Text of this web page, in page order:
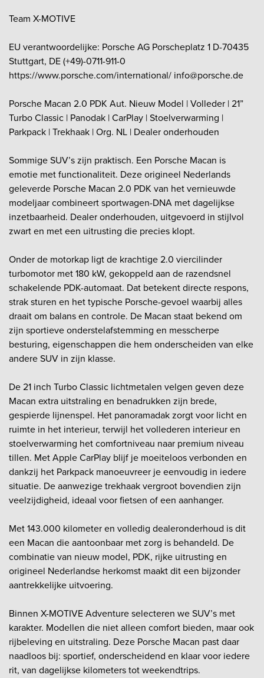
Team X-MOTIVE
EU verantwoordelijke: Porsche AG Porscheplatz 1 D-70435
Stuttgart, DE (+49)-0711-911-0
https://www.porsche.com/international/ info@porsche.de
Porsche Macan 2.0 PDK Aut. Nieuw Model | Volleder | 21”
Turbo Classic | Panodak | CarPlay | Stoelverwarming |
Parkpack | Trekhaak | Org. NL | Dealer onderhouden
Sommige SUV’s zijn praktisch. Een Porsche Macan is
emotie met functionaliteit. Deze origineel Nederlands
geleverde Porsche Macan 2.0 PDK van het vernieuwde
modeljaar combineert sportwagen-DNA met dagelijkse
inzetbaarheid. Dealer onderhouden, uitgevoerd in stijlvol
zwart en met een uitrusting die precies klopt.
Onder de motorkap ligt de krachtige 2.0 viercilinder
turbomotor met 180 kW, gekoppeld aan de razendsnel
schakelende PDK-automaat. Dat betekent directe respons,
strak sturen en het typische Porsche-gevoel waarbij alles
draait om balans en controle. De Macan staat bekend om
zijn sportieve onderstelafstemming en messcherpe
besturing, eigenschappen die hem onderscheiden van elke
andere SUV in zijn klasse.
De 21 inch Turbo Classic lichtmetalen velgen geven deze
Macan extra uitstraling en benadrukken zijn brede,
gespierde lijnenspel. Het panoramadak zorgt voor licht en
ruimte in het interieur, terwijl het vollederen interieur en
stoelverwarming het comfortniveau naar premium niveau
tillen. Met Apple CarPlay blijf je moeiteloos verbonden en
dankzij het Parkpack manoeuvreer je eenvoudig in iedere
situatie. De aanwezige trekhaak vergroot bovendien zijn
veelzijdigheid, ideaal voor fietsen of een aanhanger.
Met 143.000 kilometer en volledig dealeronderhoud is dit
een Macan die aantoonbaar met zorg is behandeld. De
combinatie van nieuw model, PDK, rijke uitrusting en
origineel Nederlandse herkomst maakt dit een bijzonder
aantrekkelijke uitvoering.
Binnen X-MOTIVE Adventure selecteren we SUV’s met
karakter. Modellen die niet alleen comfort bieden, maar ook
rijbeleving en uitstraling. Deze Porsche Macan past daar
naadloos bij: sportief, onderscheidend en klaar voor iedere
rit, van dagelijkse kilometers tot weekendtrips.